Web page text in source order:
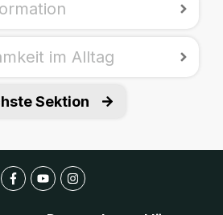
im Alltag
Sektion